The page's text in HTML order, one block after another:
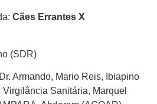
Cães Errantes X
(SDR)
Dr. Armando, Mario Reis, Ibiapino
Sanitária, Marquel